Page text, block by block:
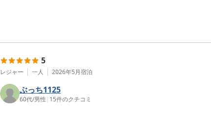
5
レジャー 一人 2026年5月宿泊
ぶっち1125
60代/男性 | 15件のクチコミ